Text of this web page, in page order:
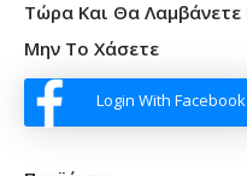
Τώρα Και Θα
Μην Το Χάσετε
Login With Facebook